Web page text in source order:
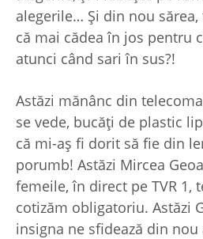
alegerile… Şi din nou
că mai cădea în jos pentru
atunci când sari în sus?!
Astăzi mănânc din
se vede, bucăţi de plastic
că mi-aş fi dorit să fie din
porumb! Astăzi Mircea
femeile, în direct pe TVR 1,
cotizăm obligatoriu. Astăzi
insigna ne sfidează din